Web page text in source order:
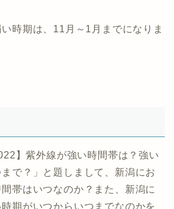
時期は、11月～1月までになりま
】紫外線が強い時間帯は？強い
で？」と題しまして、新潟にお
帯はいつなのか？また、新潟に
期がいつからいつまでなのかを